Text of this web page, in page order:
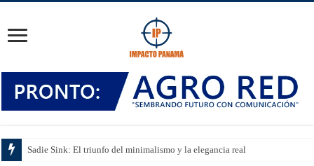
Sadie Sink: El triunfo del minimalismo y la elegancia real